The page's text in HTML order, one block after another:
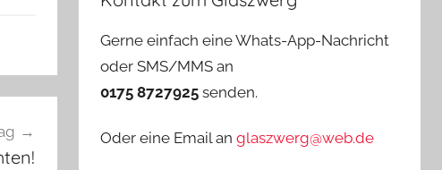
Gerne einfach eine Whats-App-Nachricht
oder SMS/MMS an
0175 8727925 senden.
Oder eine Email anglaszwerg@web.de